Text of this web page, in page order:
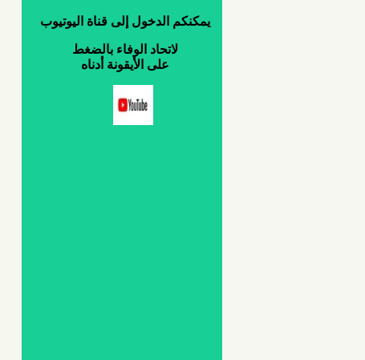
يمكنكم الدخول إلى قناة اليوتيوب
لاتحاد الوفاء بالضغط
على الأيقونة أدناه